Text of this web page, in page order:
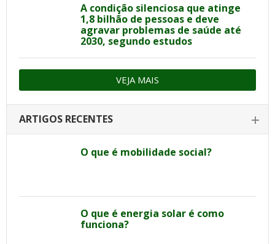
A condição silenciosa que atinge
1,8 bilhão de pessoas e deve
agravar problemas de saúde até
2030, segundo estudos
VEJA MAIS
ARTIGOS RECENTES
O que é mobilidade social?
O que é energia solar é como
funciona?